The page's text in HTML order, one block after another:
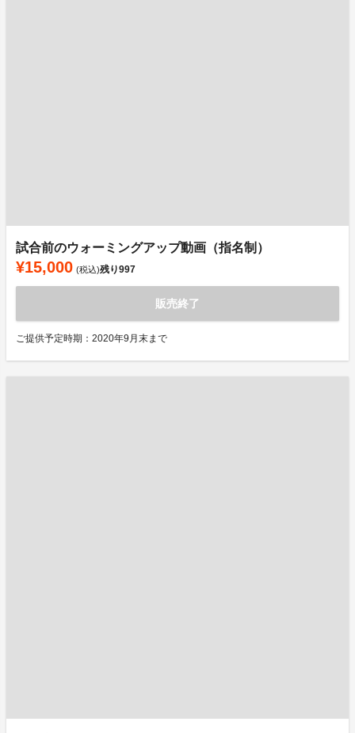
試合前のウォーミングアップ動画（指名制）
¥15,000 (税込)残り997
販売終了
ご提供予定時期：2020年9月末まで